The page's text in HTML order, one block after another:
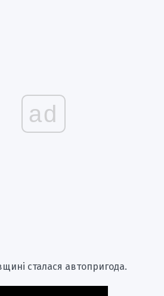
ad
сталася автопригода.